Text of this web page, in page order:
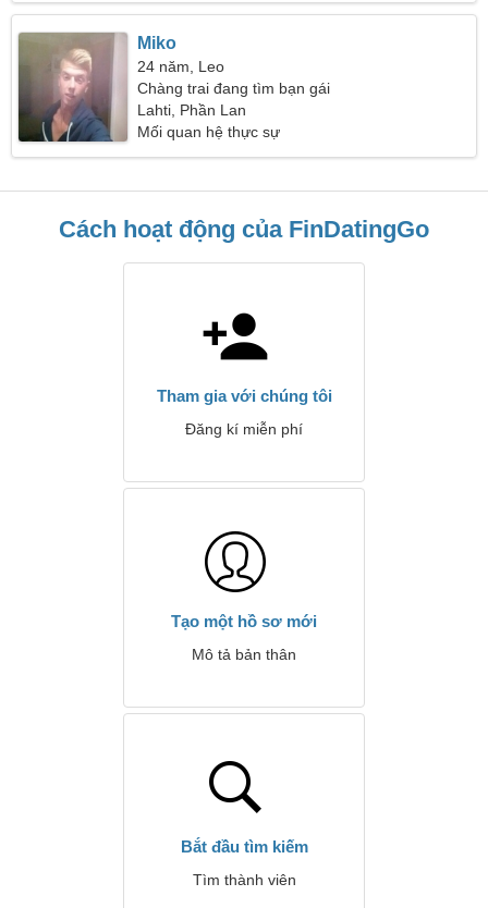
Miko
24 năm, Leo
Chàng trai đang tìm bạn gái
Lahti, Phần Lan
Mối quan hệ thực sự
Cách hoạt động của FinDatingGo
Tham gia với chúng tôi
Đăng kí miễn phí
Tạo một hồ sơ mới
Mô tả bản thân
Bắt đầu tìm kiếm
Tìm thành viên